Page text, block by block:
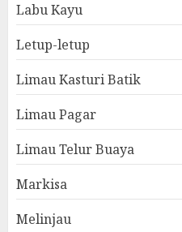
Labu Kayu
Letup-letup
Limau Kasturi Batik
Limau Pagar
Limau Telur Buaya
Markisa
Melinjau